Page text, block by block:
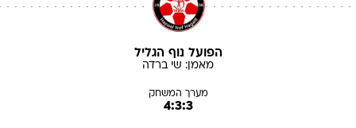
הפועל נוף הגליל
מאמן: שי ברדה
מערך המשחק
4:3:3